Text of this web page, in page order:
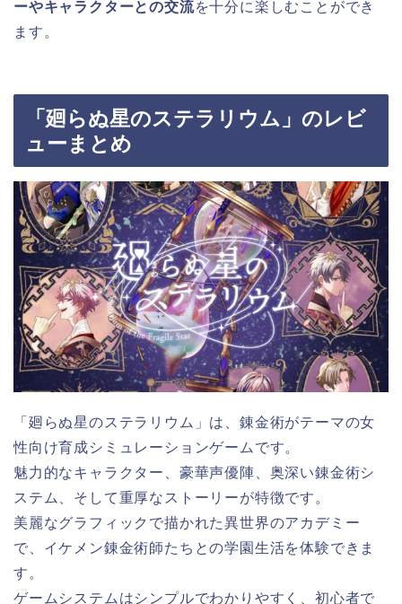
ーやキャラクターとの交流を十分に楽しむことができ
ます。
「廻らぬ星のステラリウム」のレビ
ューまとめ
「廻らぬ星のステラリウム」は、錬金術がテーマの女
性向け育成シミュレーションゲームです。
魅力的なキャラクター、豪華声優陣、奥深い錬金術シ
ステム、そして重厚なストーリーが特徴です。
美麗なグラフィックで描かれた異世界のアカデミー
で、イケメン錬金術師たちとの学園生活を体験できま
す。
ゲームシステムはシンプルでわかりやすく、初心者で